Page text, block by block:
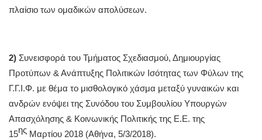
πλαίσιο των ομαδικών απολύσεων.
2) Συνεισφορά του Τμήματος Σχεδιασμού, Δημιουργίας
Προτύπων & Ανάπτυξης Πολιτικών Ισότητας των Φύλων της
Γ.Γ.Ι.Φ. με θέμα το μισθολογικό χάσμα μεταξύ γυναικών και
ανδρών ενόψει της Συνόδου του Συμβουλίου Υπουργών
Απασχόλησης & Κοινωνικής Πολιτικής της Ε.Ε. της
15ης Μαρτίου 2018 (Αθήνα, 5/3/2018).